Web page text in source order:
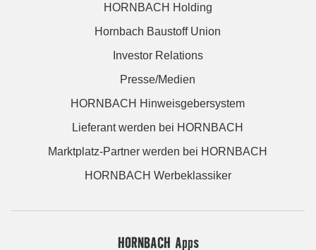
HORNBACH Holding
Hornbach Baustoff Union
Investor Relations
Presse/Medien
HORNBACH Hinweisgebersystem
Lieferant werden bei HORNBACH
Marktplatz-Partner werden bei HORNBACH
HORNBACH Werbeklassiker
HORNBACH Apps